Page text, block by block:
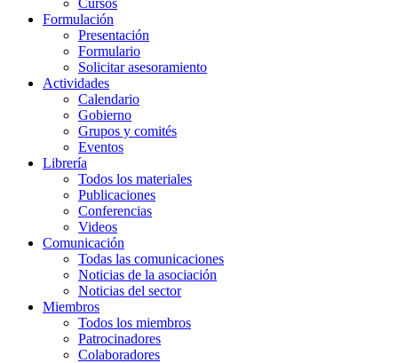
Cursos
Formulación
Presentación
Formulario
Solicitar asesoramiento
Actividades
Calendario
Gobierno
Grupos y comités
Eventos
Librería
Todos los materiales
Publicaciones
Conferencias
Videos
Comunicación
Todas las comunicaciones
Noticias de la asociación
Noticias del sector
Miembros
Todos los miembros
Patrocinadores
Colaboradores